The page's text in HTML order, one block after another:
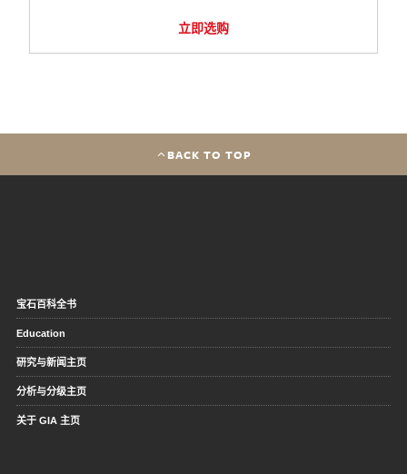
立即选购
BACK TO TOP
宝石百科全书
Education
研究与新闻主页
分析与分级主页
关于 GIA 主页